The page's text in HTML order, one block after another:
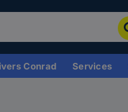
Conrad Services